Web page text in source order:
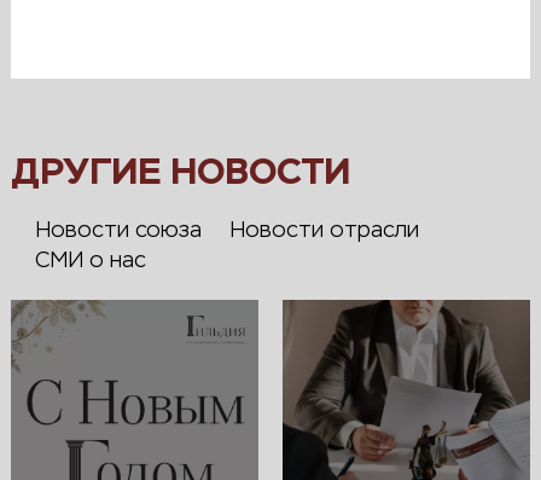
ДРУГИЕ НОВОСТИ
Новости союза
Новости отрасли
СМИ о нас